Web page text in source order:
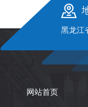
黑龙江
网站首页